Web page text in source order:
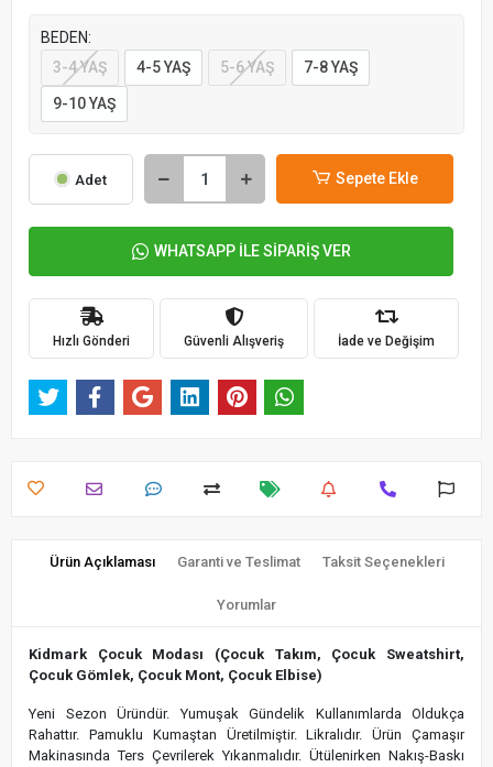
BEDEN:
3-4 YAŞ
4-5 YAŞ 5-6 YAŞ 7-8 YAŞ
9-10 YAŞ
Adet Sepete Ekle
WHATSAPP İLE SİPARİŞ VER
Hızlı Gönderi Güvenli Alışveriş İade ve Değişim
Ürün Açıklaması Garanti ve Teslimat Taksit Seçenekleri
Yorumlar
Kidmark Çocuk Modası (Çocuk Takım, Çocuk Sweatshirt,
Çocuk Gömlek, Çocuk Mont, Çocuk Elbise)
Yeni Sezon Üründür. Yumuşak Gündelik Kullanımlarda Oldukça
Rahattır. Pamuklu Kumaştan Üretilmiştir. Likralıdır. Ürün Çamaşır
Makinasında Ters Çevrilerek Yıkanmalıdır. Ütülenirken Nakış-Baskı